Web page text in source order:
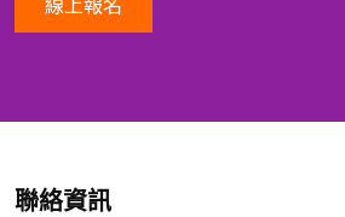
線上報名
聯絡資訊